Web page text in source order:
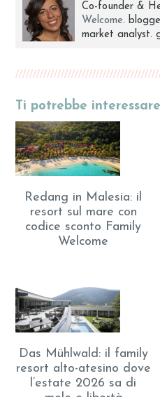
Co-founder &
Welcome.
market analyst.
Ti potrebbe
Redang in Malesia: il
resort sul mare con
codice sconto Family
Welcome
Das Mühlwald: il family
resort alto-atesino dove
l’estate 2026 sa di